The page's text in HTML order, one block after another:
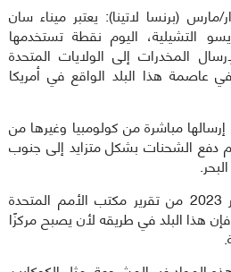
دي تشيلي، 17 آذار/مارس (برنسا لاتينا): يعتبر ميناء سان
التشيلية، اليوم نقطة تستخدمها
المخدرات إلى الولايات المتحدة
عاصمة هذا البلد الواقع في أمريكا
إرسالها مباشرة من كولومبيا وغيرها من
دفع الشحنات بشكل متزايد إلى جنوب
وبهذه الطريقة، وفقًا لإصدار 2023 من تقرير مكتب الأمم المتحدة
هذا البلد في طريقه لأن يصبح مركزًا